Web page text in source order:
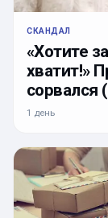
СКАНДАЛ
«Хотите
хватит!»
сорвался
1 день